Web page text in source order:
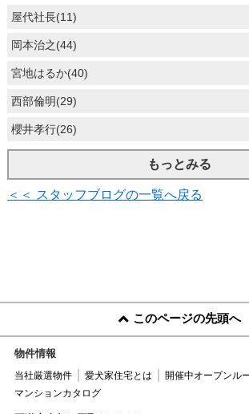
屋代社長(11)
岡本治之(44)
宮地はるか(40)
西部倫明(29)
櫻井孝行(26)
もっとみる
＜＜ スタッフブログの一覧へ戻る
このページの先頭へ
物件情報
当社厳選物件 愛犬家住宅とは
開催中オープンル
マンションカタログ